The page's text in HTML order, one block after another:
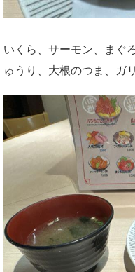
いくら、サーモン、まぐ
ゅうり、大根のつま、ガ